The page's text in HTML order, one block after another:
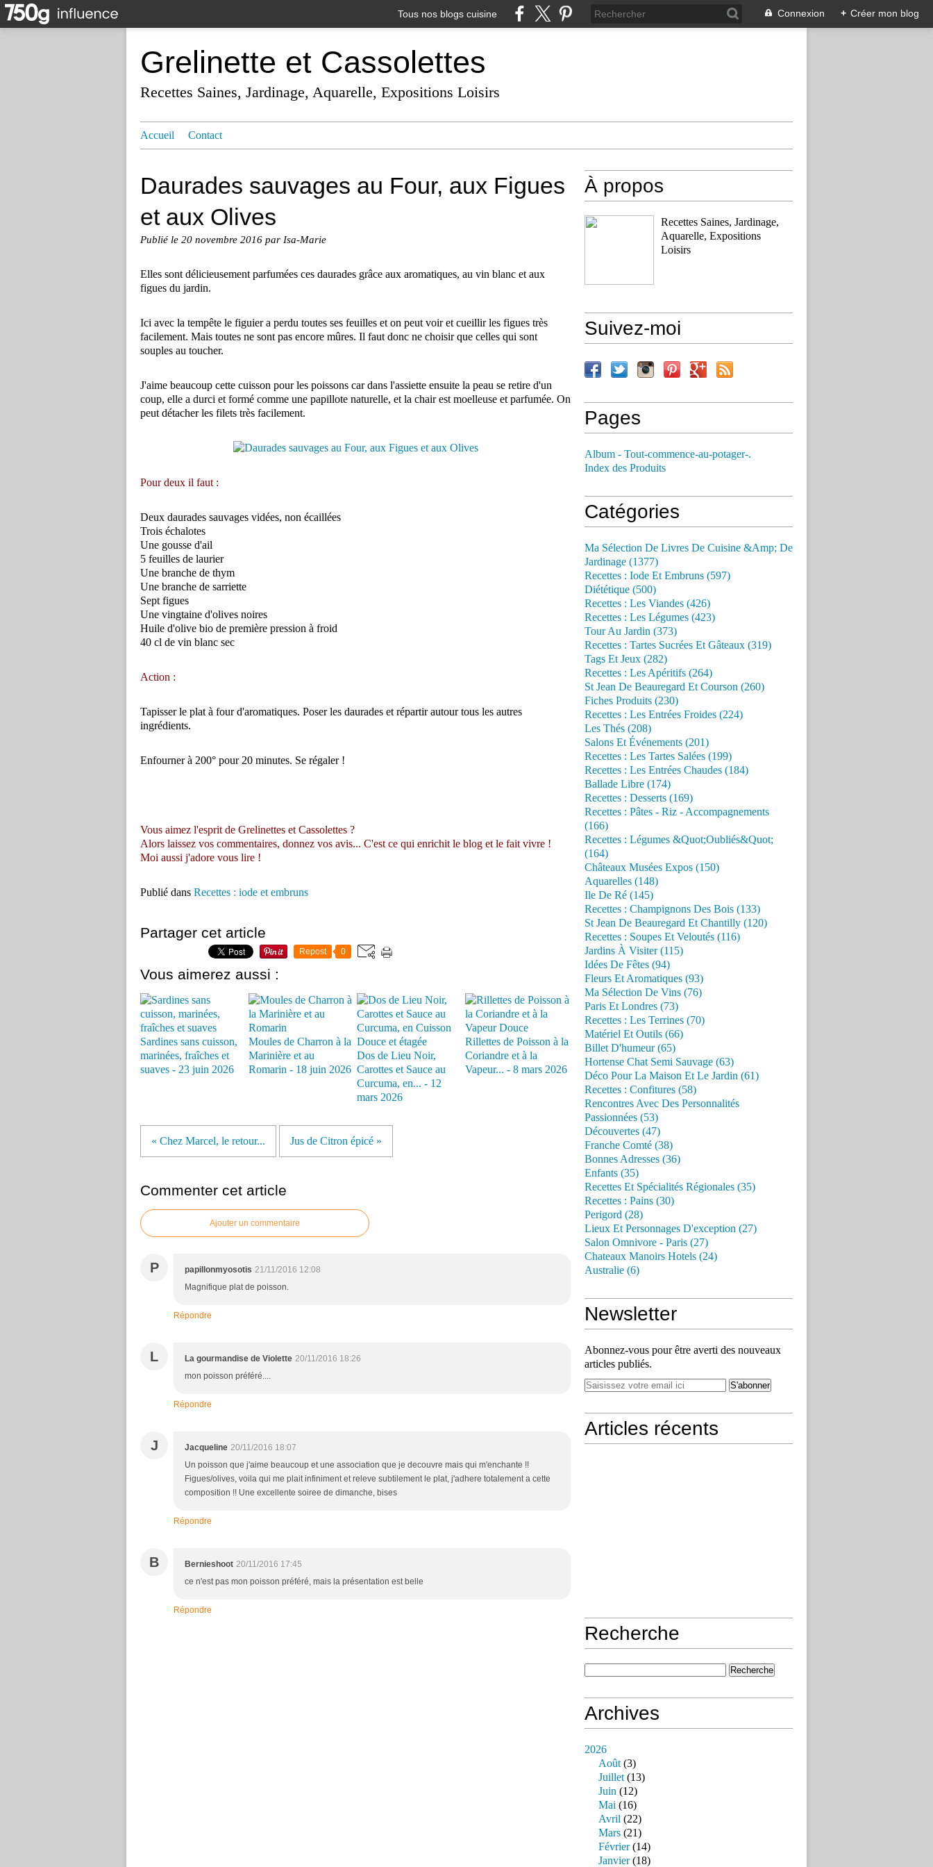
Tous nos blogs cuisine Connexion + Créer mon blog
Grelinette et Cassolettes
Recettes Saines, Jardinage, Aquarelle, Expositions Loisirs
Accueil Contact
Daurades sauvages au Four, aux Figues
et aux Olives
Publié le 20 novembre 2016 par Isa-Marie
Elles sont délicieusement parfumées ces daurades grâce aux aromatiques, au vin blanc et aux
figues du jardin.
Ici avec la tempête le figuier a perdu toutes ses feuilles et on peut voir et cueillir les figues très
facilement. Mais toutes ne sont pas encore mûres. Il faut donc ne choisir que celles qui sont
souples au toucher.
J'aime beaucoup cette cuisson pour les poissons car dans l'assiette ensuite la peau se retire d'un
coup, elle a durci et formé comme une papillote naturelle, et la chair est moelleuse et parfumée. On
peut détacher les filets très facilement.
Pour deux il faut :
Deux daurades sauvages vidées, non écaillées
Trois échalotes
Une gousse d'ail
5 feuilles de laurier
Une branche de thym
Une branche de sarriette
Sept figues
Une vingtaine d'olives noires
Huile d'olive bio de première pression à froid
40 cl de vin blanc sec
Action :
Tapisser le plat à four d'aromatiques. Poser les daurades et répartir autour tous les autres
ingrédients.
Enfourner à 200° pour 20 minutes. Se régaler !
Vous aimez l'esprit de Grelinettes et Cassolettes ?
Alors laissez vos commentaires, donnez vos avis... C'est ce qui enrichit le blog et le fait vivre !
Moi aussi j'adore vous lire !
Publié dans Recettes : iode et embruns
Partager cet article
Repost 0
Vous aimerez aussi :
Sardines sans cuisson,
marinées, fraîches et
suaves - 23 juin 2026
Moules de Charron à la
Marinière et au
Romarin - 18 juin 2026
Dos de Lieu Noir,
Carottes et Sauce au
Curcuma, en... - 12
mars 2026
Rillettes de Poisson à la
Coriandre et à la
Vapeur... - 8 mars 2026
« Chez Marcel, le retour... Jus de Citron épicé »
Commenter cet article
Ajouter un commentaire
P papillonmyosotis 21/11/2016 12:08
Magnifique plat de poisson.
Répondre
L La gourmandise de Violette 20/11/2016 18:26
mon poisson préféré....
Répondre
J Jacqueline 20/11/2016 18:07
Un poisson que j'aime beaucoup et une association que je decouvre mais qui m'enchante !!
Figues/olives, voila qui me plait infiniment et releve subtilement le plat, j'adhere totalement a cette
composition !! Une excellente soiree de dimanche, bises
Répondre
B Bernieshoot 20/11/2016 17:45
ce n'est pas mon poisson préféré, mais la présentation est belle
Répondre
À propos
Recettes Saines, Jardinage,
Aquarelle, Expositions
Loisirs
Suivez-moi
Pages
Album - Tout-commence-au-potager-.
Index des Produits
Catégories
Ma Sélection De Livres De Cuisine &Amp; De
Jardinage (1377)
Recettes : Iode Et Embruns (597)
Diététique (500)
Recettes : Les Viandes (426)
Recettes : Les Légumes (423)
Tour Au Jardin (373)
Recettes : Tartes Sucrées Et Gâteaux (319)
Tags Et Jeux (282)
Recettes : Les Apéritifs (264)
St Jean De Beauregard Et Courson (260)
Fiches Produits (230)
Recettes : Les Entrées Froides (224)
Les Thés (208)
Salons Et Événements (201)
Recettes : Les Tartes Salées (199)
Recettes : Les Entrées Chaudes (184)
Ballade Libre (174)
Recettes : Desserts (169)
Recettes : Pâtes - Riz - Accompagnements
(166)
Recettes : Légumes &Quot;Oubliés&Quot;
(164)
Châteaux Musées Expos (150)
Aquarelles (148)
Ile De Ré (145)
Recettes : Champignons Des Bois (133)
St Jean De Beauregard Et Chantilly (120)
Recettes : Soupes Et Veloutés (116)
Jardins À Visiter (115)
Idées De Fêtes (94)
Fleurs Et Aromatiques (93)
Ma Sélection De Vins (76)
Paris Et Londres (73)
Recettes : Les Terrines (70)
Matériel Et Outils (66)
Billet D'humeur (65)
Hortense Chat Semi Sauvage (63)
Déco Pour La Maison Et Le Jardin (61)
Recettes : Confitures (58)
Rencontres Avec Des Personnalités
Passionnées (53)
Découvertes (47)
Franche Comté (38)
Bonnes Adresses (36)
Enfants (35)
Recettes Et Spécialités Régionales (35)
Recettes : Pains (30)
Perigord (28)
Lieux Et Personnages D'exception (27)
Salon Omnivore - Paris (27)
Chateaux Manoirs Hotels (24)
Australie (6)
Newsletter
Abonnez-vous pour être averti des nouveaux
articles publiés.
Articles récents
Recherche
Archives
2026
Août(3)
Juillet(13)
Juin (12)
Mai (16)
Avril (22)
Mars (21)
Février(14)
Janvier(18)